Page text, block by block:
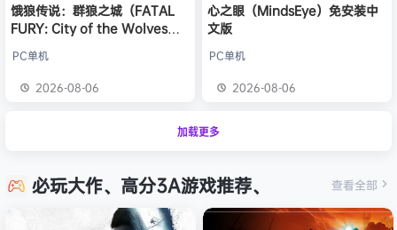
饿狼传说：群狼之城（FATAL
FURY: City of the Wolves）
PC单机
2026-08-06
心之眼（MindsEye）免安装中
文版
PC单机
2026-08-06
加载更多
必玩大作、高分3A游戏推荐、 查看全部